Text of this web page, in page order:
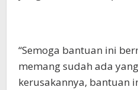
“Semoga bantuan ini
memang sudah ada
kerusakannya, bantuan